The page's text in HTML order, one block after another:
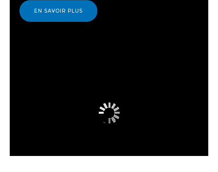
EN SAVOIR PLUS